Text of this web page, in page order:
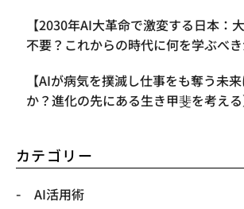
【2030年AI大革命で激変する日本：
不要？これからの時代に何を学ぶべき
【AIが病気を撲滅し仕事をも奪う未
か？進化の先にある生き甲斐を考える
カテゴリー
AI活用術